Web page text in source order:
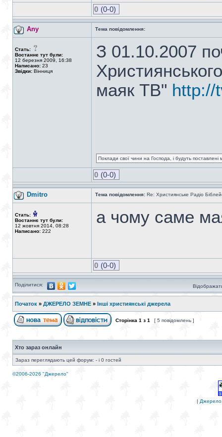
0 (0-0)
Any Тема повідомлення:
Стать:
Востаннє тут були:
12 березня 2009, 16:38
Написано: 23
Звідки: Вінниця
З 01.10.2007
маяк ТВ" http://
Поклади свої чини на Господа, і будуть
0 (0-0)
Dmitro Тема повідомлення: Re: Християнське Радіо
Стать:
Востаннє тут були:
12 жовтня 2014, 08:28
Написано: 222
а чому саме
0 (0-0)
Поділитися:
Початок » ДЖЕРЕЛО ЗЕМНЕ » Інші християнські джерела
Сторінка 1 з 1 [ 5 повідомлень ]
Хто зараз онлайн
Зараз переглядають цей форум: - і 0 гостей
©2006-2026 "Джерело"
| Джерело